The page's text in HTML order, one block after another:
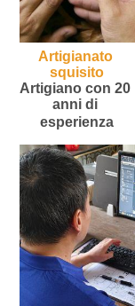
Artigianato
squisito
Artigiano con 20
anni di
esperienza